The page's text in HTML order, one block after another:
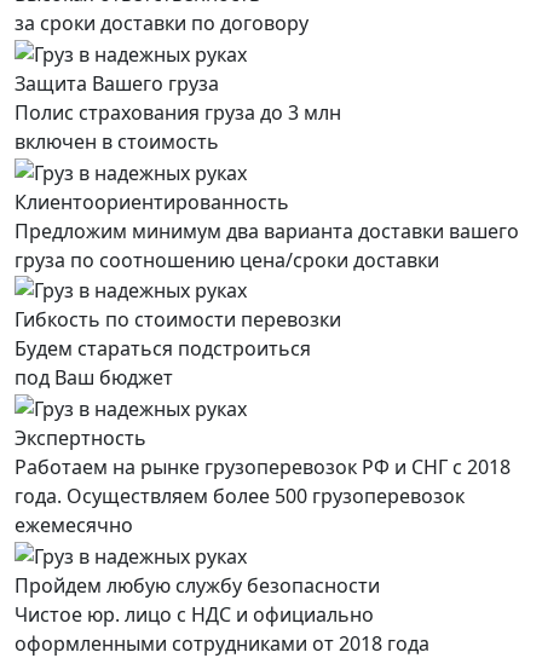
за сроки доставки по договору
Защита Вашего груза
Полис страхования груза до 3 млн
включен в стоимость
Клиентоориентированность
Предложим минимум два варианта доставки вашего
груза по соотношению цена/сроки доставки
Гибкость по стоимости перевозки
Будем стараться подстроиться
под Ваш бюджет
Экспертность
Работаем на рынке грузоперевозок РФ и СНГ с 2018
года. Осуществляем более 500 грузоперевозок
ежемесячно
Пройдем любую службу безопасности
Чистое юр. лицо с НДС и официально
оформленными сотрудниками от 2018 года